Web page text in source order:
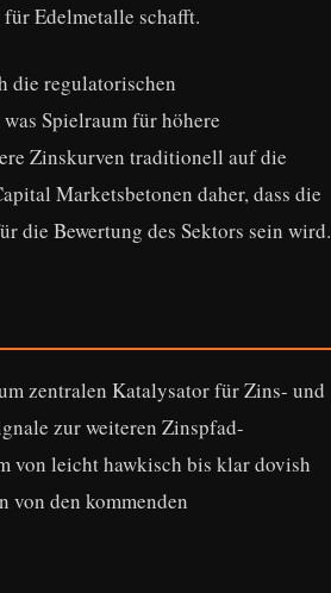
Edelmetalle schafft.
die regulatorischen
Spielraum für höhere
Zinskurven traditionell auf die
Marketsbetonen daher, dass die
die Bewertung des Sektors sein wird.
zentralen Katalysator für Zins- und
zur weiteren Zinspfad-
von leicht hawkisch bis klar dovish
von den kommenden